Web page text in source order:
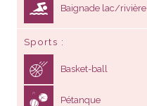
Baignade lac/rivière
Sports
Basket-ball
Pétanque